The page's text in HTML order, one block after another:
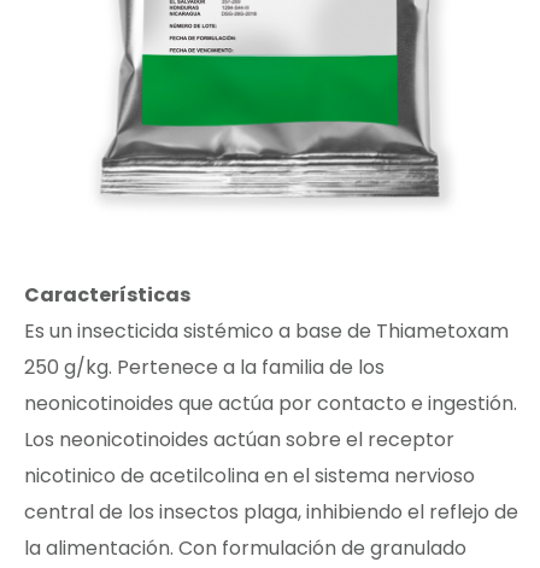
Características
Es un insecticida sistémico a base de Thiametoxam
250 g/kg. Pertenece a la familia de los
neonicotinoides que actúa por contacto e ingestión.
Los neonicotinoides actúan sobre el receptor
nicotinico de acetilcolina en el sistema nervioso
central de los insectos plaga, inhibiendo el reflejo de
la alimentación. Con formulación de granulado